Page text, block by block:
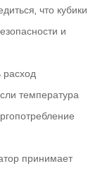
что кубики
и
температура
принимает